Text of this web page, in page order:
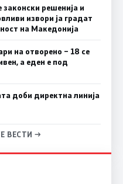
решенија и
извори ја градат
на Македонија
на отворено – 18 се
а еден е под
доби директна линија
ВЕСТИ →